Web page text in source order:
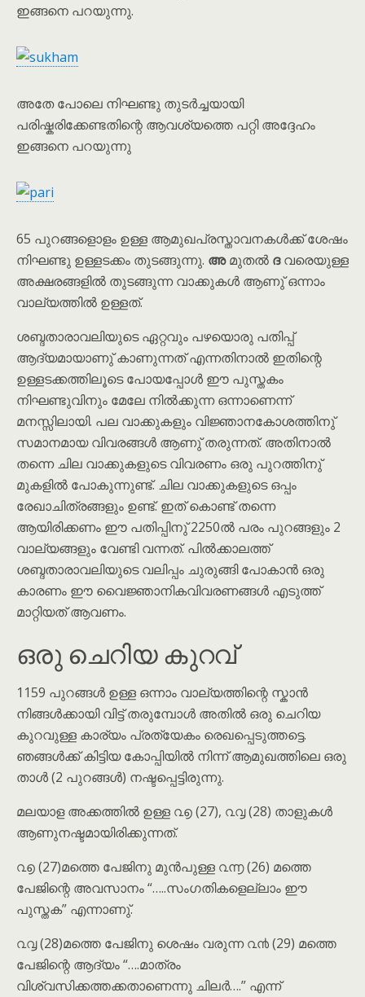
ഇങ്ങനെ പറയുന്നു.
അതേ പോലെ നിഘണ്ടു തുടർച്ചയായി
പരിഷ്കരിക്കേണ്ടതിന്റെ ആവശ്യത്തെ പറ്റി അദ്ദേഹം
ഇങ്ങനെ പറയുന്നു
65 പുറങ്ങളൊളം ഉള്ള ആമുഖപ്രസ്താവനകൾക്ക് ശേഷം
നിഘണ്ടു ഉള്ളടക്കം തുടങ്ങുന്നു. അമുതൽ ദവരെയുള്ള
അക്ഷരങ്ങളിൽ തുടങ്ങുന്ന വാക്കുകൾ ആണു് ഒന്നാം
വാല്യത്തിൽ ഉള്ളത്.
ശബ്ദതാരാവലിയുടെ ഏറ്റവും പഴയൊരു പതിപ്പ്
ആദ്യമായാണു് കാണുന്നത് എന്നതിനാൽ ഇതിന്റെ
ഉള്ളടക്കത്തിലൂടെ പോയപ്പോൾ ഈ പുസ്തകം
നിഘണ്ടുവിനും മേലേ നിൽക്കുന്ന ഒന്നാണെന്ന്
മനസ്സിലായി. പല വാക്കുകളും വിജ്ഞാനകോശത്തിനു്
സമാനമായ വിവരങ്ങൾ ആണു് തരുന്നത്. അതിനാൽ
തന്നെ ചില വാക്കുകളുടെ വിവരണം ഒരു പുറത്തിനു്
മുകളിൽ പോകുന്നുണ്ട്. ചില വാക്കുകളുടെ ഒപ്പം
രേഖാചിത്രങ്ങളും ഉണ്ട്. ഇത് കൊണ്ട് തന്നെ
ആയിരിക്കണം ഈ പതിപ്പിനു് 2250ൽ പരം പുറങ്ങളും 2
വാല്യങ്ങളും വേണ്ടി വന്നത്. പിൽക്കാലത്ത്
ശബ്ദതാരാവലിയുടെ വലിപ്പം ചുരുങ്ങി പോകാൻ ഒരു
കാരണം ഈ വൈജ്ഞാനികവിവരണങ്ങൾ എടുത്ത്
മാറ്റിയത് ആവണം.
ഒരു ചെറിയ കുറവ്
1159 പുറങ്ങൾ ഉള്ള ഒന്നാം വാല്യത്തിന്റെ സ്കാൻ
നിങ്ങൾക്കായി വിട്ട് തരുമ്പോൾ അതിൽ ഒരു ചെറിയ
കുറവുള്ള കാര്യം പ്രത്യേകം രെഖപ്പെടുത്തട്ടെ.
ഞങ്ങൾക്ക് കിട്ടിയ കോപ്പിയിൽ നിന്ന് ആമുഖത്തിലെ ഒരു
താൾ (2 പുറങ്ങൾ) നഷ്ടപ്പെട്ടിരുന്നു.
മലയാള അക്കത്തിൽ ഉള്ള ൨൭ (27), ൨൮ (28) താളുകൾ
ആണുനഷ്ടമായിരിക്കുന്നത്.
൨൭ (27)മത്തെ പേജിനു മുൻപുള്ള ൨൬ (26) മത്തെ
പേജിന്റെ അവസാനം “…..സംഗതികളെല്ലാം ഈ
പുസ്തക” എന്നാണു്.
൨൮ (28)മത്തെ പേജിനു ശെഷം വരുന്ന ൨൯ (29) മത്തെ
പേജിന്റെ ആദ്യം “….മാത്രം
വിശ്വസിക്കത്തക്കതാണെന്നു ചിലർ….” എന്ന്